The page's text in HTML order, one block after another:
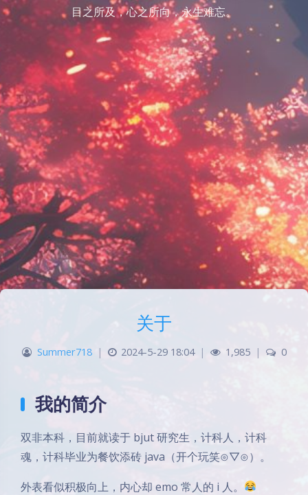
目之所及，心之所向，永生难忘。
关于
Summer718 | 2024-5-29 18:04 | 1,985 | 0
我的简介
双非本科，目前就读于 bjut 研究生，计科人，计科
魂，计科毕业为餐饮添砖 java（开个玩笑⊙▽⊙）。
外表看似积极向上，内心却 emo 常人的 i 人。